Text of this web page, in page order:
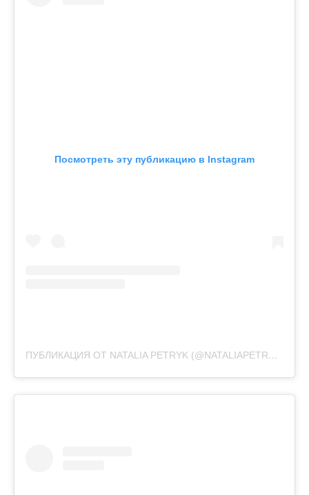
Посмотреть эту публикацию в Instagram
ПУБЛИКАЦИЯ ОТ NATALIA PETRYK (@NATALIAPETRYK)